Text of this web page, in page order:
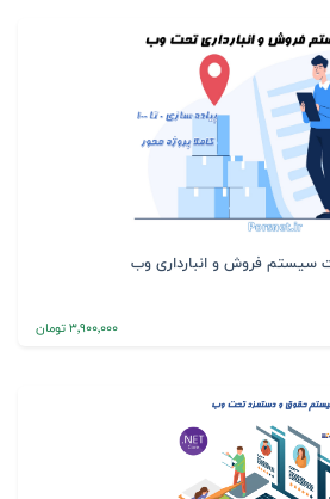
فروش و انبارداری وب
3٬900٬000 تومان